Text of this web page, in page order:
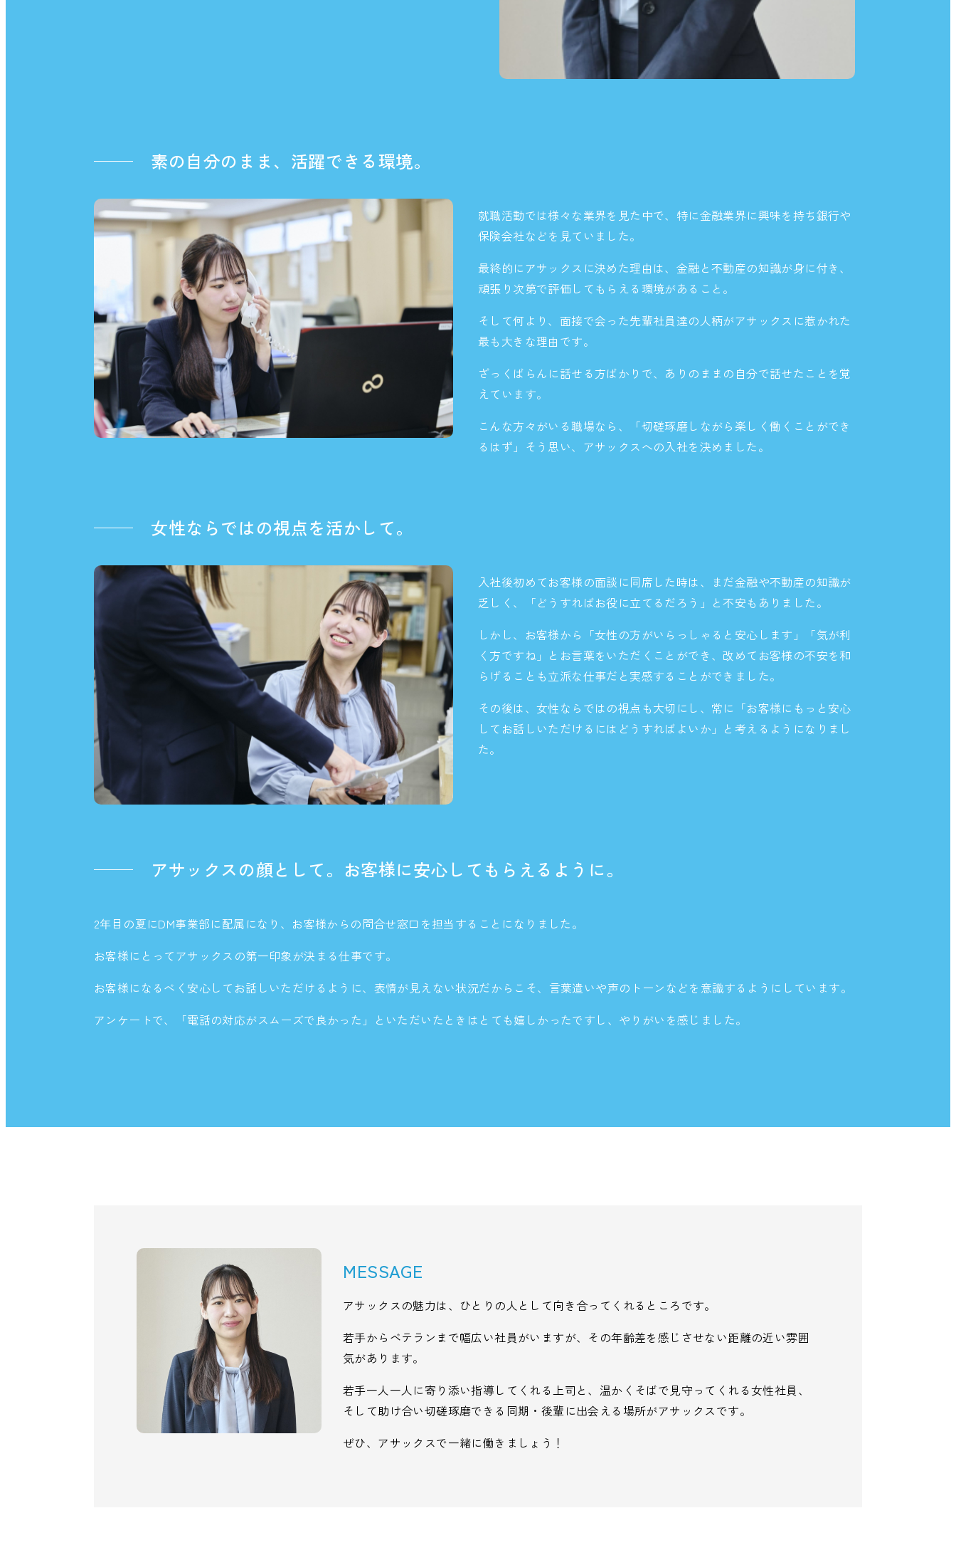
素の自分のまま、活躍できる環境。
就職活動では様々な業界を見た中で、特に金融業界に興味を持ち銀行や
保険会社などを見ていました。
最終的にアサックスに決めた理由は、金融と不動産の知識が身に付き、
頑張り次第で評価してもらえる環境があること。
そして何より、面接で会った先輩社員達の人柄がアサックスに惹かれた
最も大きな理由です。
ざっくばらんに話せる方ばかりで、ありのままの自分で話せたことを覚
えています。
こんな方々がいる職場なら、「切磋琢磨しながら楽しく働くことができ
るはず」そう思い、アサックスへの入社を決めました。
女性ならではの視点を活かして。
入社後初めてお客様の面談に同席した時は、まだ金融や不動産の知識が
乏しく、「どうすればお役に立てるだろう」と不安もありました。
しかし、お客様から「女性の方がいらっしゃると安心します」「気が利
く方ですね」とお言葉をいただくことができ、改めてお客様の不安を和
らげることも立派な仕事だと実感することができました。
その後は、女性ならではの視点も大切にし、常に「お客様にもっと安心
してお話しいただけるにはどうすればよいか」と考えるようになりまし
た。
アサックスの顔として。お客様に安心してもらえるように。
2年目の夏にDM事業部に配属になり、お客様からの問合せ窓口を担当することになりました。
お客様にとってアサックスの第一印象が決まる仕事です。
お客様になるべく安心してお話しいただけるように、表情が見えない状況だからこそ、言葉遣いや声のトーンなどを意識するようにしています。
アンケートで、「電話の対応がスムーズで良かった」といただいたときはとても嬉しかったですし、やりがいを感じました。
MESSAGE
アサックスの魅力は、ひとりの人として向き合ってくれるところです。
若手からベテランまで幅広い社員がいますが、その年齢差を感じさせない距離の近い雰囲
気があります。
若手一人一人に寄り添い指導してくれる上司と、温かくそばで見守ってくれる女性社員、
そして助け合い切磋琢磨できる同期・後輩に出会える場所がアサックスです。
ぜひ、アサックスで一緒に働きましょう！